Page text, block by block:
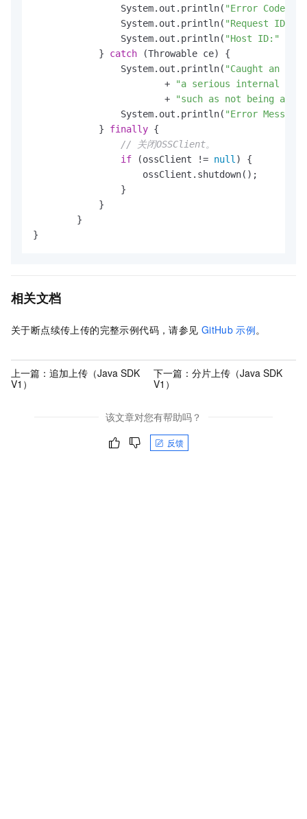
                System.out.println(
"Error Code:"
                System.out.println(
"Request ID:"
                System.out.println(
"Host ID:"
            }
catch (Throwable ce) {
                System.out.println(
"Caught an
                        +
"a serious internal
                        +
"such as not being
                System.out.println(
"Error
            }
finally {
// 关闭OSSClient。
if (ossClient != null) {
                    ossClient.shutdown();
                }
            }
        }
相关文档
关于断点续传上传的完整示例代码，请参见 GitHub 示例。
上一篇： 追加上传（Java SDK
V1）
下一篇： 分片上传（Java SDK
V1）
该文章对您有帮助吗？
反馈